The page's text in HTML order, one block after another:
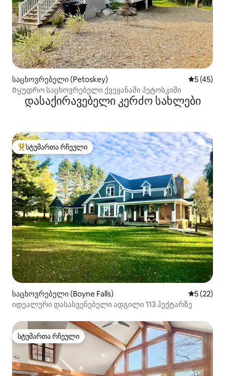
საცხოვრებელი (Petoskey) საშუალო
5 (45)
Მყუდრო საცხოვრებელი ქვეყანაში პეტოსკიში
დასაქირავებელი კერძო სახლები
სტუმართა რჩეული მოწინავე ვარიანტი
სტუმართა რჩეული
საცხოვრებელი (Boyne Falls) საშუალო
5 (22)
იდეალური დასასვენებელი ადგილი 113 ჰექტარზე
სტუმართა რჩეული
სტუმართა რჩეული